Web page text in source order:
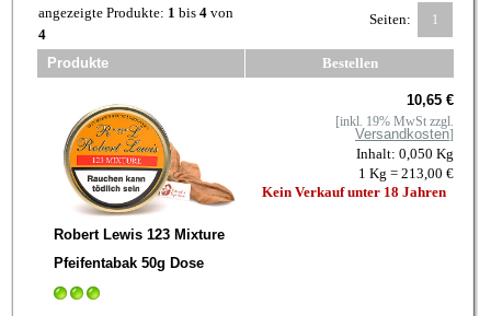
angezeigte Produkte: 1 bis 4 von
4
Seiten: 1
Produkte Bestellen
Robert Lewis 123 Mixture
Pfeifentabak 50g Dose
10,65 €
[inkl. 19% MwSt zzgl.
Versandkosten]
Inhalt: 0,050 Kg
1 Kg = 213,00 €
Kein Verkauf unter 18 Jahren